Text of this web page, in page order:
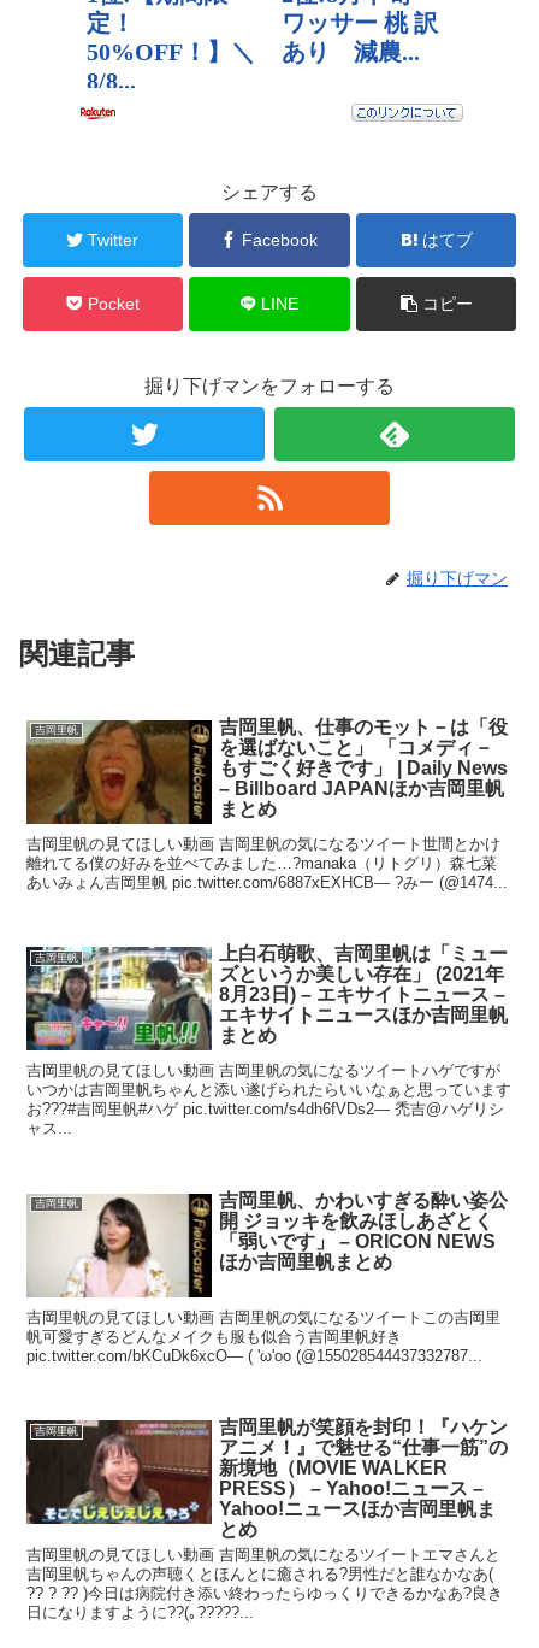
シェアする
Twitter Facebook はてブ
Pocket LINE コピー
掘り下げマンをフォローする
掘り下げマン
関連記事
吉岡里帆
吉岡里帆、仕事のモット－は「役
を選ばないこと」 「コメディ－
もすごく好きです」 | Daily News
– Billboard JAPANほか吉岡里帆
まとめ
吉岡里帆の見てほしい動画 吉岡里帆の気になるツイート世間とかけ
離れてる僕の好みを並べてみました…?manaka（リトグリ）森七菜
あいみょん吉岡里帆 pic.twitter.com/6887xEXHCB— ?みー (@1474...
吉岡里帆
上白石萌歌、吉岡里帆は「ミュー
ズというか美しい存在」 (2021年
8月23日) – エキサイトニュース –
エキサイトニュースほか吉岡里帆
まとめ
吉岡里帆の見てほしい動画 吉岡里帆の気になるツイートハゲですが
いつかは吉岡里帆ちゃんと添い遂げられたらいいなぁと思っています
お???#吉岡里帆#ハゲ pic.twitter.com/s4dh6fVDs2— 禿吉@ハゲリシ
ャス...
吉岡里帆
吉岡里帆、かわいすぎる酔い姿公
開 ジョッキを飲みほしあざとく
「弱いです」 – ORICON NEWS
ほか吉岡里帆まとめ
吉岡里帆の見てほしい動画 吉岡里帆の気になるツイートこの吉岡里
帆可愛すぎるどんなメイクも服も似合う吉岡里帆好き
pic.twitter.com/bKCuDk6xcO— ( 'ω'oo (@155028544437332787...
吉岡里帆
吉岡里帆が笑顔を封印！『ハケン
アニメ！』で魅せる“仕事一筋”の
新境地（MOVIE WALKER
PRESS） – Yahoo!ニュース –
Yahoo!ニュースほか吉岡里帆ま
とめ
吉岡里帆の見てほしい動画 吉岡里帆の気になるツイートエマさんと
吉岡里帆ちゃんの声聴くとほんとに癒される?男性だと誰なかなあ(
?? ? ?? )今日は病院付き添い終わったらゆっくりできるかなあ?良き
日になりますように??(｡?????...